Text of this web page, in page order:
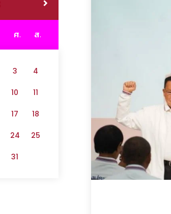
ศ. ส.
3 4
10 11
17 18
24 25
31